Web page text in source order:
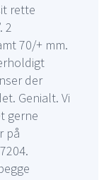
rette
2
70/+ mm.
der
Genialt. Vi
gerne
på